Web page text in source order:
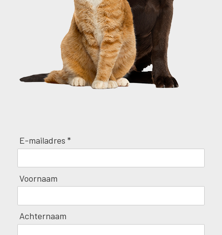
E-mailadres *
Voornaam
Achternaam